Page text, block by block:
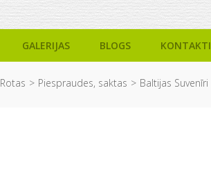
GALERIJAS BLOGS KONTAKTI
Rotas Piespraudes, saktas Baltijas Suvenīri